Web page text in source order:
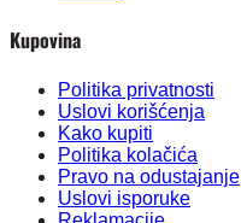
Kupovina
Politika privatnosti
Uslovi korišćenja
Kako kupiti
Politika kolačića
Pravo na odustajanje
Uslovi isporuke